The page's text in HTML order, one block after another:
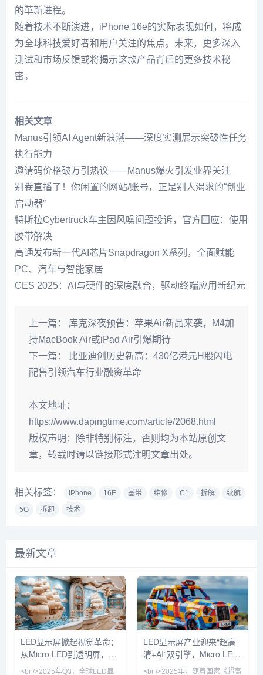
的革新进程。
随着技术不断演进，iPhone 16e的实际表现如何，将成
为全球科技爱好者和用户关注的焦点。未来，更多深入
测试和市场反馈或将揭示这款产品背后的更多技术秘
密。
相关文章
Manus引领AI Agent新浪潮——深度实测展示突破性任务
执行能力
邀请码价格破万引热议——Manus爆火引发业界关注
别卷直播了！你闲置的网站/账号，正是别人渴求的“创业
启动器”
特斯拉Cybertruck车主因风噪问题投诉，官方回应：使用
胶带解决
高通发布新一代AI芯片Snapdragon X系列，全面赋能
PC、汽车与智能家居
CES 2025：AI与硬件的深度融合，驱动终端应用新纪元
上一篇： 库克深夜预告：苹果Air新品来袭，M4加
持MacBook Air或iPad Air引爆期待
下一篇：
比亚迪创历史新高：430亿港元H股闪电
配售引领汽车行业融资革命
本文地址：
https://www.dapingtime.com/article/2068.html
版权声明：
除非特别标注，否则均为本站原创文
章，转载时请以链接形式注明文章出处。
相关标签： iPhone 16E 基带 维修 C1 拆解
续航
5G
拆卸 技术
最新文章
LED显示屏掀起视觉革命：
从Micro LED到透明屏，技
术迭代重塑千亿市场
<br />2025年Q3，全球LED显
LED显示屏产业迎来“超高
清+AI”双引擎，Micro LED
量产提速重塑户外媒体新格
<br />2025年，随着国家《超高